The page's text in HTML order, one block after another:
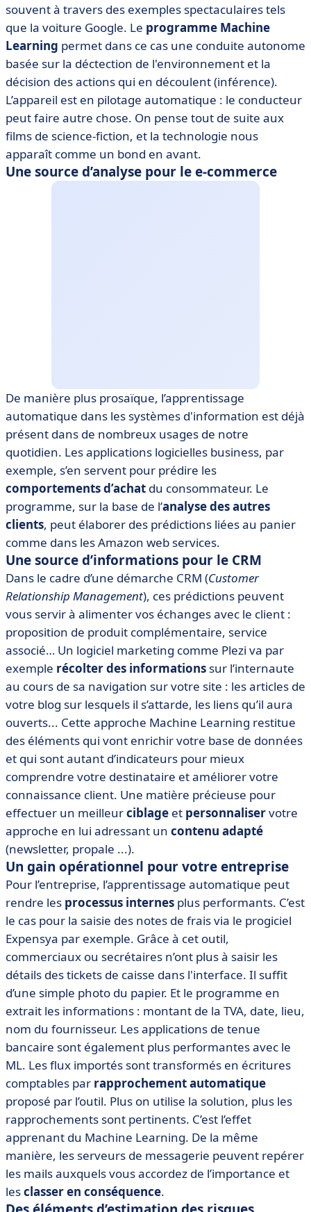
souvent à travers des exemples spectaculaires tels
que la voiture Google. Le programme Machine
Learning permet dans ce cas une conduite autonome
basée sur la déctection de l'environnement et la
décision des actions qui en découlent (inférence).
L’appareil est en pilotage automatique : le conducteur
peut faire autre chose. On pense tout de suite aux
films de science-fiction, et la technologie nous
apparaît comme un bond en avant.
Une source d’analyse pour le e-commerce
De manière plus prosaïque, l’apprentissage
automatique dans les systèmes d'information est déjà
présent dans de nombreux usages de notre
quotidien. Les applications logicielles business, par
exemple, s’en servent pour prédire les
comportements d’achat du consommateur. Le
programme, sur la base de l’analyse des autres
clients, peut élaborer des prédictions liées au panier
comme dans les Amazon web services.
Une source d’informations pour le CRM
Dans le cadre d’une démarche CRM (Customer
Relationship Management), ces prédictions peuvent
vous servir à alimenter vos échanges avec le client :
proposition de produit complémentaire, service
associé… Un logiciel marketing comme Plezi va par
exemple récolter des informations sur l’internaute
au cours de sa navigation sur votre site : les articles de
votre blog sur lesquels il s’attarde, les liens qu’il aura
ouverts... Cette approche Machine Learning restitue
des éléments qui vont enrichir votre base de données
et qui sont autant d’indicateurs pour mieux
comprendre votre destinataire et améliorer votre
connaissance client. Une matière précieuse pour
effectuer un meilleurciblage et personnaliservotre
approche en lui adressant un contenu adapté
(newsletter, propale ...).
Un gain opérationnel pour votre entreprise
Pour l’entreprise, l’apprentissage automatique peut
rendre les processus internes plus performants. C’est
le cas pour la saisie des notes de frais via le progiciel
Expensya par exemple. Grâce à cet outil,
commerciaux ou secrétaires n’ont plus à saisir les
détails des tickets de caisse dans l'interface. Il suffit
d’une simple photo du papier. Et le programme en
extrait les informations : montant de la TVA, date, lieu,
nom du fournisseur. Les applications de tenue
bancaire sont également plus performantes avec le
ML. Les flux importés sont transformés en écritures
comptables par rapprochement automatique
proposé par l’outil. Plus on utilise la solution, plus les
rapprochements sont pertinents. C’est l’effet
apprenant du Machine Learning. De la même
manière, les serveurs de messagerie peuvent repérer
les mails auxquels vous accordez de l’importance et
lesclasser en conséquence.